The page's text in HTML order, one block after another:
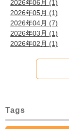
2026年06月 (1)
2026年05月 (1)
2026年04月 (7)
2026年03月 (1)
2026年02月 (1)
Tags